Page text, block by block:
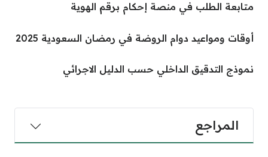
متابعة الطلب في منصة إحكام برقم الهوية
أوقات ومواعيد دوام الروضة في رمضان السعودية 2025
نموذج التدقيق الداخلي حسب الدليل الاجرائي
المراجع